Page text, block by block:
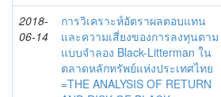
2018-
06-14
การวิเคราะห์อัตราผลตอบแทน
และความเสี่ยงของการลงทุนตาม
แบบจำลอง Black-Litterman ใน
ตลาดหลักทรัพย์แห่งประเทศไทย
=THE ANALYSIS OF RETURN